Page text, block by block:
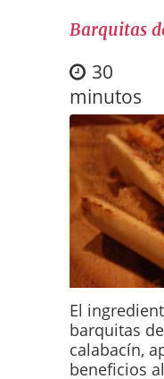
Barquitas
30
minutos
El
barquitas
calabacín,
beneficios